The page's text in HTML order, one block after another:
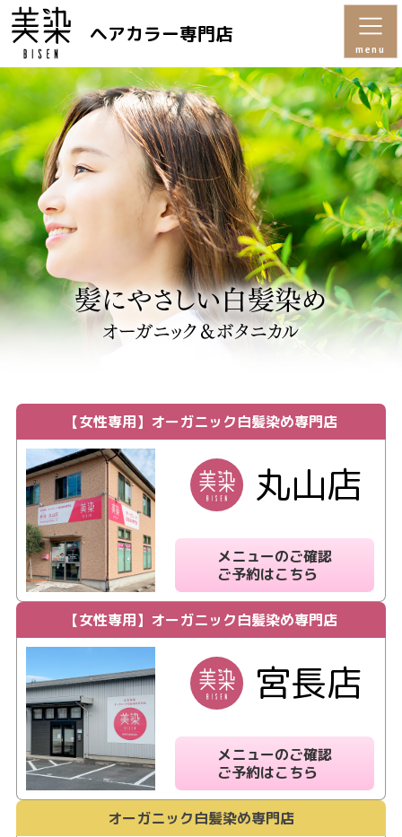
ヘアカラー専門店
menu
【女性専用】 オーガニック白髪染め専門店
丸山店
メニューのご確認
ご予約はこちら
【女性専用】 オーガニック白髪染め専門店
宮長店
メニューのご確認
ご予約はこちら
オーガニック白髪染め専門店